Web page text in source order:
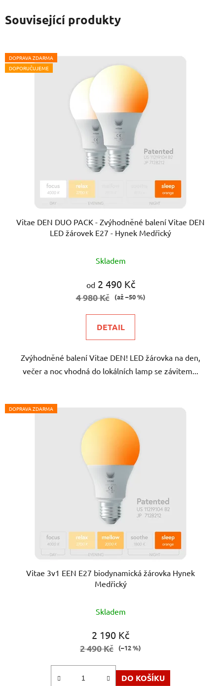
Související produkty
DOPRAVA ZDARMA
DOPORUČUJEME
Vitae DEN DUO PACK - Zvýhodněné balení Vitae DEN
LED žárovek E27 - Hynek Medřický
hodnocení
produktu
5
Skladem
od2 490 Kč
4 980 Kč (až –50 %)
DETAIL
Zvýhodněné balení Vitae DEN! LED žárovka na den,
večer a noc vhodná do lokálních lamp se závitem...
DOPRAVA ZDARMA
Vitae 3v1 EEN E27 biodynamická žárovka Hynek
Medřický
hodnocení
produktu
je
Skladem
2 190 Kč
2 490 Kč (–12 %)
DO KOŠÍKU